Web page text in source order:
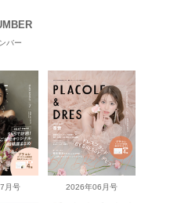
バー
月号 2026年06月号